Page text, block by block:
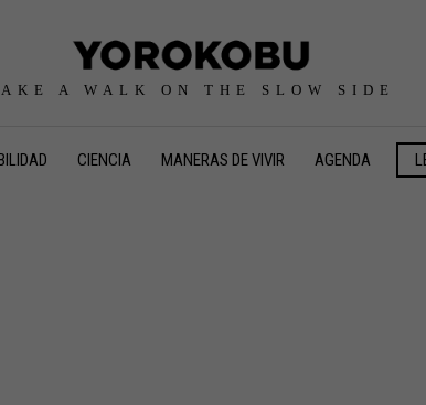
A WALK ON THE SLOW SIDE
CIENCIA MANERAS DE VIVIR AGENDA